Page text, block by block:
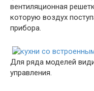
вентиляционная
которую воздух
прибора.
Для ряда моделей
управления.